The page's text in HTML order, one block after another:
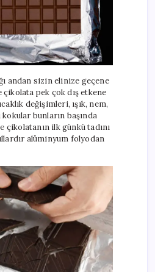
andan sizin elinize geçene
pek çok dış etkene
değişimleri, ışık, nem,
bunların başında
ilk günkü tadını
alüminyum folyodan